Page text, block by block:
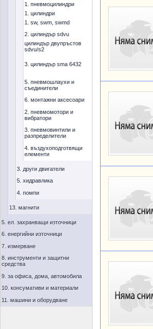
1. пневмоцилиндри
1. цилиндри
1. sw, swm, swmd
2. цилиндър sdvu
цилиндър двупръстов
sdvu/s2
3. цилиндър sma 6432
5. пневмошлаухи и
съединители
6. монтажни аксесоари
2. пневмомотори и
вибратори
3. пневмовинтили и
разпределители
4. въздухоподготвящи
елементи
3. други двигатели
5. хидравлика
4. помпи
13. магнити
5. ел. захранващи източници
6. енергийни източници
7. измерване
8. инструменти и защитни
средства
9. за офиса, дома, автомобила
10. консумативи и материали
11. машини и оборудване